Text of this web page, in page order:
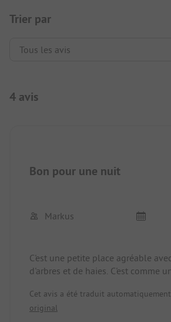
Trier par
4 avis
Bon pour une nuit
Markus
C'est une petite place agréable
d'arbres et de haies. C'est comme
Nous avons passé une nuit sur le
installations sanitaires étaient
Cet avis a été traduit
original